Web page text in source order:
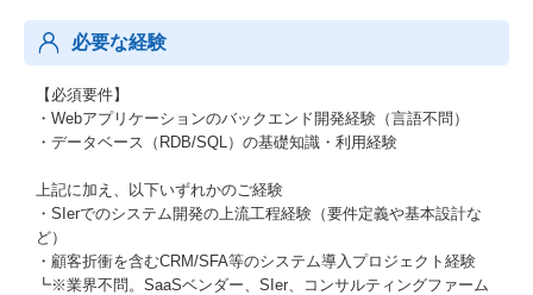
必要な経験
【必須要件】
・Webアプリケーションのバックエンド開発経験（言語不問）
・データベース（RDB/SQL）の基礎知識・利用経験
上記に加え、以下いずれかのご経験
・SIerでのシステム開発の上流工程経験（要件定義や基本設計な
ど）
・顧客折衝を含むCRM/SFA等のシステム導入プロジェクト経験
┗※業界不問。SaaSベンダー、SIer、コンサルティングファーム